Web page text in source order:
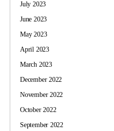
July 2023
June 2023
May 2023
April 2023
March 2023
December 2022
November 2022
October 2022
September 2022